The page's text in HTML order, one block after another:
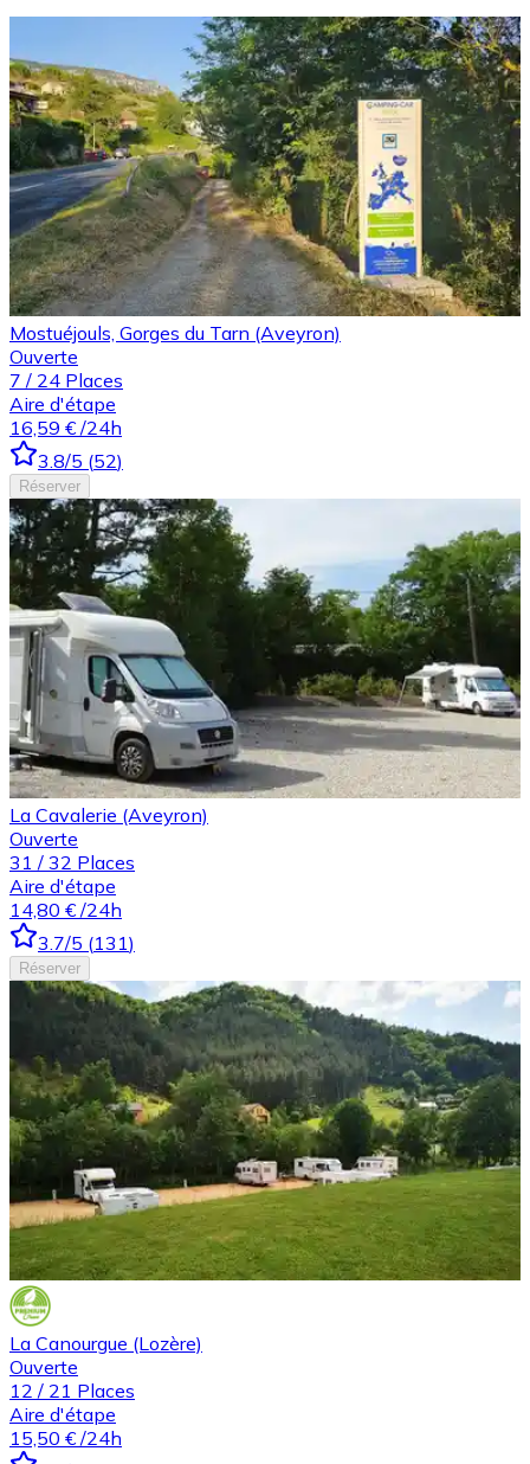
Mostuéjouls, Gorges du Tarn (Aveyron)
Ouverte
7 / 24 Places
Aire d'étape
16,59 € /24h
3.8/5 (52)
Réserver
La Cavalerie (Aveyron)
Ouverte
31 / 32 Places
Aire d'étape
14,80 € /24h
3.7/5 (131)
Réserver
La Canourgue (Lozère)
Ouverte
12 / 21 Places
Aire d'étape
15,50 € /24h